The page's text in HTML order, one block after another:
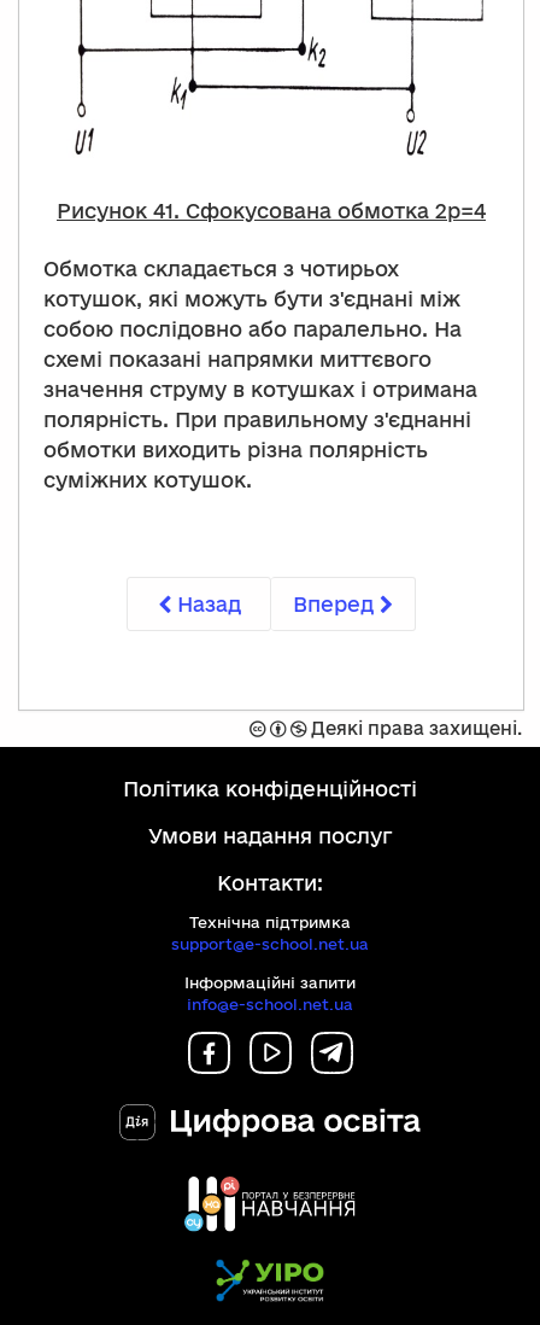
Рисунок 41. Сфокусована обмотка 2p=4
Обмотка складається з чотирьох
котушок, які можуть бути з'єднані між
собою послідовно або паралельно. На
схемі показані напрямки миттєвого
значення струму в котушках і отримана
полярність. При правильному з'єднанні
обмотки виходить різна полярність
суміжних котушок.
Назад Вперед
Захищено
ліцензією
Commons
умовах:
Спроможність
Не
комерційний
Деякі права захищені.
політика конфіденційності
умови надання послуг
Контакти:
Технічна підтримка
support@e-school.net.ua
Інформаційні запити
info@e-school.net.ua